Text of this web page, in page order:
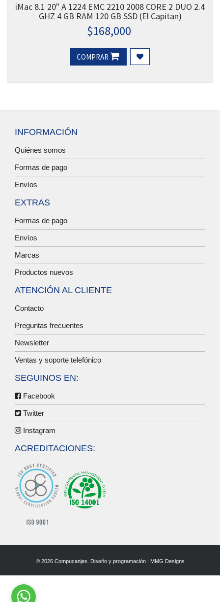
iMac 8.1 20" A 1224 EMC 2210 2008 CORE 2 DUO 2.4
GHZ 4 GB RAM 120 GB SSD (El Capitan)
$168,000
COMPRAR
INFORMACIÓN
Quiénes somos
Formas de pago
Envíos
EXTRAS
Formas de pago
Envíos
Marcas
Productos nuevos
ATENCIÓN AL CLIENTE
Contacto
Preguntas frecuentes
Newsletter
Ventas y soporte telefónico
SEGUINOS EN:
Facebook
Twitter
Instagram
ACREDITACIONES:
© 2026 Compucanjes. Diseño y programación : MMG Designs